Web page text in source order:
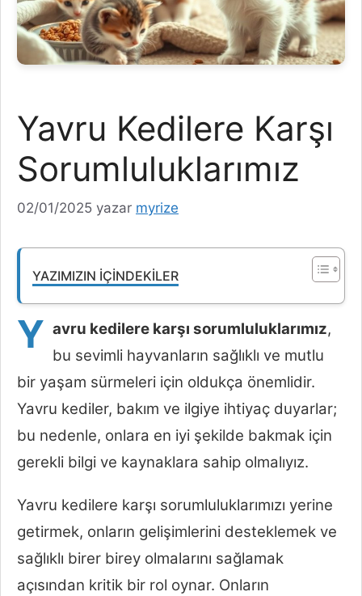
Yavru Kedilere Karşı
Sorumluluklarımız
02/01/2025 yazar myrize
YAZIMIZIN İÇINDEKILER
Y avru kedilere karşı sorumluluklarımız,
bu sevimli hayvanların sağlıklı ve mutlu
bir yaşam sürmeleri için oldukça önemlidir.
Yavru kediler, bakım ve ilgiye ihtiyaç duyarlar;
bu nedenle, onlara en iyi şekilde bakmak için
gerekli bilgi ve kaynaklara sahip olmalıyız.
Yavru kedilere karşı sorumluluklarımızı yerine
getirmek, onların gelişimlerini desteklemek ve
sağlıklı birer birey olmalarını sağlamak
açısından kritik bir rol oynar. Onların